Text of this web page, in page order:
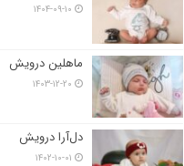
۱۴۰۴-۰۹-۱۰
ماهلین درویش
۱۴۰۳-۱۲-۲۰
دل‌آرا درویش
۱۴۰۲-۱۰-۰۱